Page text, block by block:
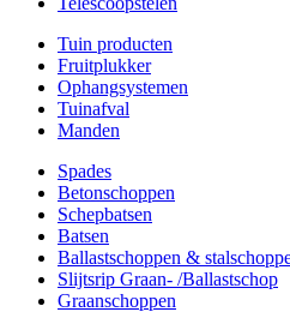
Tuin producten
Fruitplukker
Ophangsystemen
Tuinafval
Manden
Spades
Betonschoppen
Schepbatsen
Batsen
Ballastschoppen &
Slijtsrip Graan- /Ballastschop
Graanschoppen